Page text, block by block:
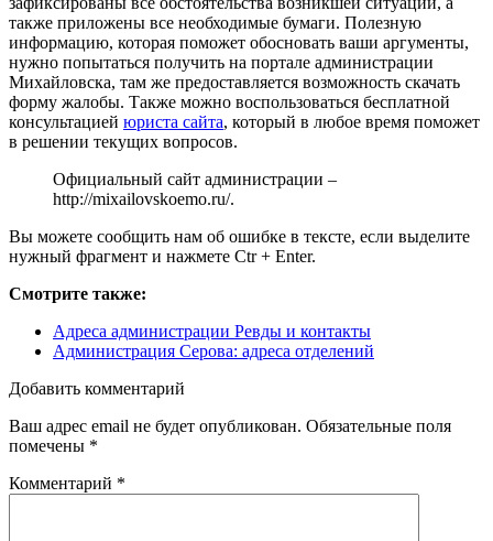
также приложены все необходимые бумаги. Полезную
информацию, которая поможет обосновать ваши аргументы,
нужно попытаться получить на портале администрации
Михайловска, там же предоставляется возможность скачать
форму жалобы. Также можно воспользоваться бесплатной
консультацией юриста сайта, который в любое время поможет
в решении текущих вопросов.
Официальный сайт администрации –
http://mixailovskoemo.ru/.
Вы можете сообщить нам об ошибке в тексте, если выделите
нужный фрагмент и нажмете Ctr + Enter.
Смотрите также:
Адреса администрации Ревды и контакты
Администрация Серова: адреса отделений
Добавить комментарий
Ваш адрес email не будет опубликован. Обязательные поля
помечены *
Комментарий *